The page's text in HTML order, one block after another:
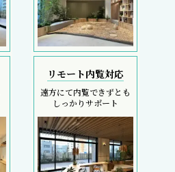
リモート内覧対応
遠方にて内覧できずとも
しっかりサポート